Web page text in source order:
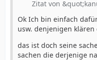
Zitat von
Ok Ich bin einfach
usw. denjenigen
das ist doch seine
sachen die derjenige